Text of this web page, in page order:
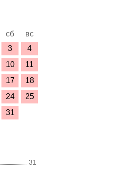
сб
вс
3
4
10
11
17
18
24
25
31
31